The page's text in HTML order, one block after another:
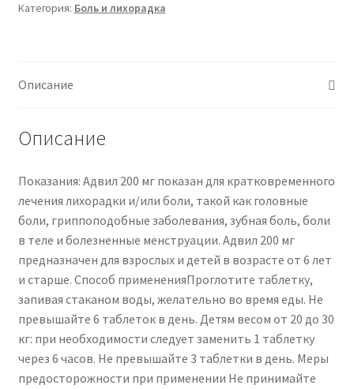
Comprimés
Категория: Боль и лихорадка
Описание
Описание
Показания: Адвил 200 мг показан для кратковременного
лечения лихорадки и/или боли, такой как головные
боли, гриппоподобные заболевания, зубная боль, боли
в теле и болезненные менструации. Адвил 200 мг
предназначен для взрослых и детей в возрасте от 6 лет
и старше. Способ примененияПроглотите таблетку,
запивая стаканом воды, желательно во время еды. Не
превышайте 6 таблеток в день. Детям весом от 20 до 30
кг: при необходимости следует заменить 1 таблетку
через 6 часов. Не превышайте 3 таблетки в день. Меры
предосторожности при применении Не принимайте